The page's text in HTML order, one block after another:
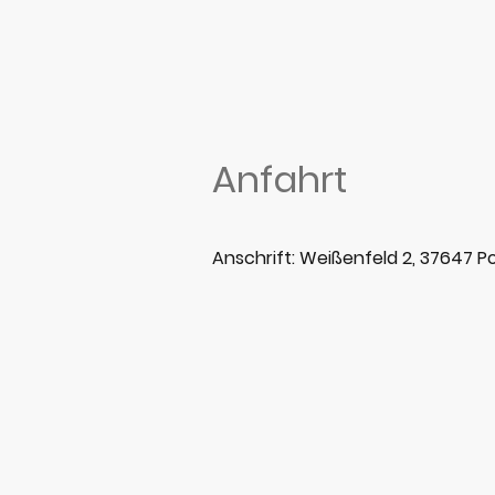
Anfahrt
Anschrift: Weißenfeld 2, 37647